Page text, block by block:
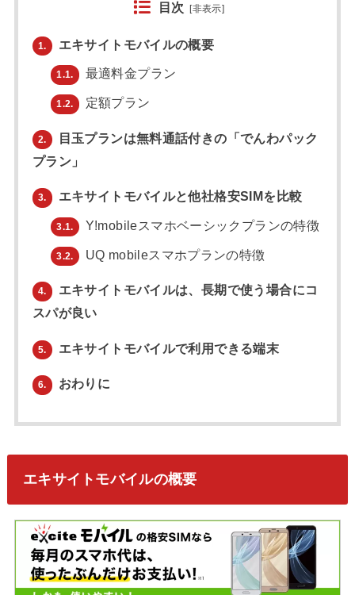
目次 [非表示]
1. エキサイトモバイルの概要
1.1. 最適料金プラン
1.2. 定額プラン
2.
目玉プランは無料通話付きの「でんわパック
プラン」
3. エキサイトモバイルと他社格安SIMを比較
3.1. Y!mobileスマホベーシックプランの特徴
3.2. UQ mobileスマホプランの特徴
4.
エキサイトモバイルは、長期で使う場合にコ
スパが良い
5. エキサイトモバイルで利用できる端末
6. おわりに
エキサイトモバイルの概要